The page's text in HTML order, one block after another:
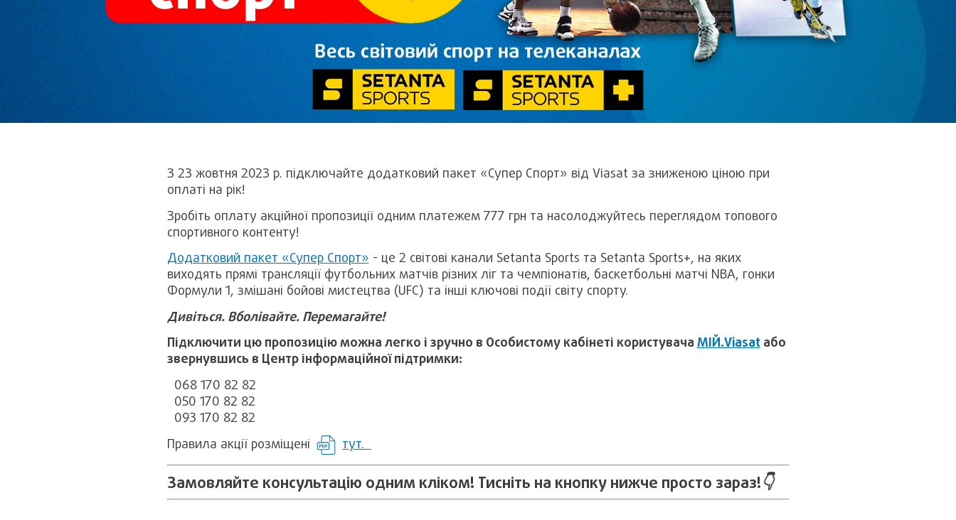
З 23 жовтня 2023 р. підключайте додатковий пакет «Супер Спорт» від Viasat за зниженою ціною при
оплаті на рік!
Зробіть оплату акційної пропозиції одним платежем 777 грн та насолоджуйтесь переглядом топового
спортивного контенту!
Додатковий пакет «Супер Спорт» - це 2 світові канали Setanta Sports та Setanta Sports+, на яких
виходять прямі трансляції футбольних матчів різних ліг та чемпіонатів, баскетбольні матчі NBA, гонки
Формули 1, змішані бойові мистецтва (UFC) та інші ключові події світу спорту.
Дивіться. Вболівайте. Перемагайте!
Підключити цю пропозицію можна легко і зручно в Особистому кабінеті користувача МІЙ.Viasat або
звернувшись в Центр інформаційної підтримки:
068 170 82 82
050 170 82 82
093 170 82 82
Правила акції розміщені
тут.
Замовляйте консультацію одним кліком! Тисніть на кнопку нижче просто зараз!👇